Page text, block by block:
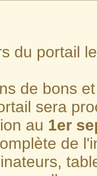
du portail
de bons
sera
au 1er
de